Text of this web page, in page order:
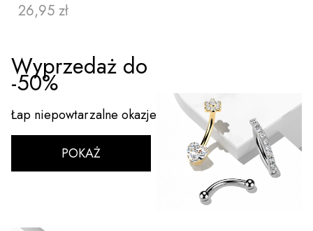
Cena
26,95 zł
ZOBACZ PRODUKT
Wyprzedaż do
-50%
Łap niepowtarzalne okazje
POKAŻ